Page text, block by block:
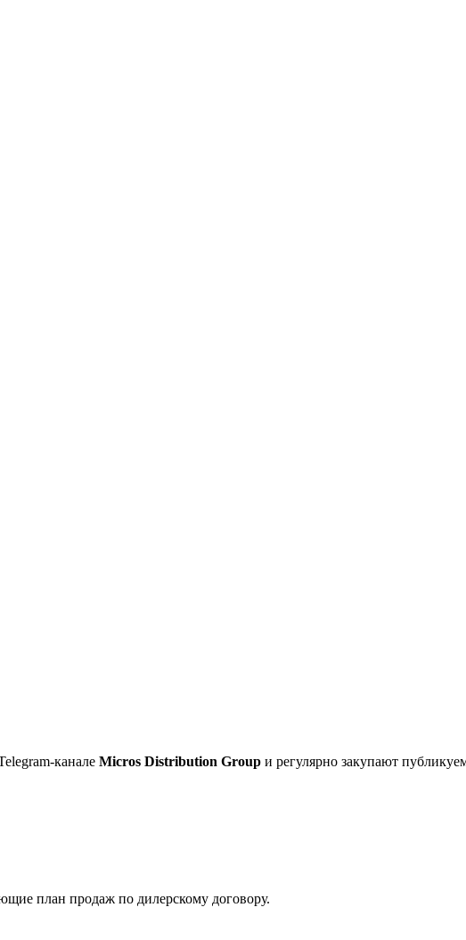
канале Micros Distribution Group и регулярно закупают
план продаж по дилерскому договору.